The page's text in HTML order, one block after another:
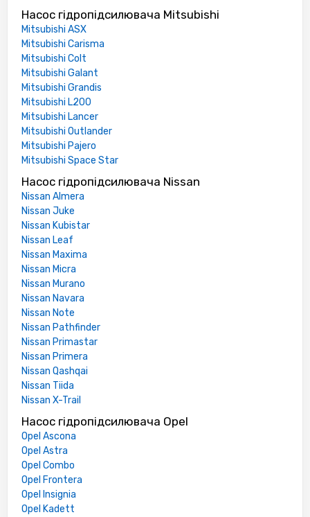
Насос гідропідсилювача Mitsubishi
Mitsubishi ASX
Mitsubishi Carisma
Mitsubishi Colt
Mitsubishi Galant
Mitsubishi Grandis
Mitsubishi L200
Mitsubishi Lancer
Mitsubishi Outlander
Mitsubishi Pajero
Mitsubishi Space Star
Насос гідропідсилювача Nissan
Nissan Almera
Nissan Juke
Nissan Kubistar
Nissan Leaf
Nissan Maxima
Nissan Micra
Nissan Murano
Nissan Navara
Nissan Note
Nissan Pathfinder
Nissan Primastar
Nissan Primera
Nissan Qashqai
Nissan Tiida
Nissan X-Trail
Насос гідропідсилювача Opel
Opel Ascona
Opel Astra
Opel Combo
Opel Frontera
Opel Insignia
Opel Kadett